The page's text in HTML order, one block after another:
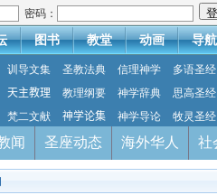
密码：
图书 教堂 动画 导航
训导文集 圣教法典 信理神学
多语圣经
天主教理
教理纲要 神学辞典
思高圣经
梵二文献
神学论集 神学导论 牧灵圣经
闻 圣座动态 海外华人 社